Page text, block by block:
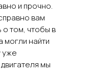
и прочно.
вам
о том, чтобы в
могли найти
уже
мы